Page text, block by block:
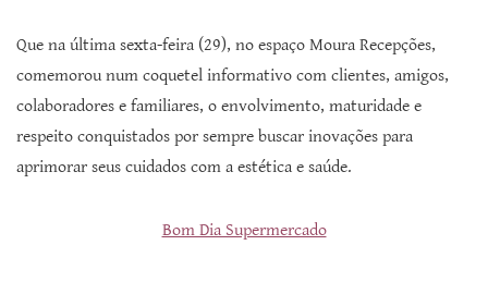
Que na última sexta-feira (29), no espaço Moura Recepções,
comemorou num coquetel informativo com clientes, amigos,
colaboradores e familiares, o envolvimento, maturidade e
respeito conquistados por sempre buscar inovações para
aprimorar seus cuidados com a estética e saúde.
Bom Dia Supermercado